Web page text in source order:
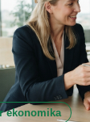
ekonomika